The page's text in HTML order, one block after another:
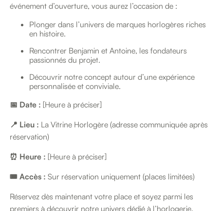
événement d’ouverture, vous aurez l’occasion de :
Plonger dans l’univers de marques horlogères riches
en histoire.
Rencontrer Benjamin et Antoine, les fondateurs
passionnés du projet.
Découvrir notre concept autour d’une expérience
personnalisée et conviviale.
📅 Date : [Heure à préciser]
📍 Lieu : La Vitrine Horlogère (adresse communiquée après
réservation)
⏰ Heure : [Heure à préciser]
🎟 Accès : Sur réservation uniquement (places limitées)
Réservez dès maintenant votre place et soyez parmi les
premiers à découvrir notre univers dédié à l’horlogerie.